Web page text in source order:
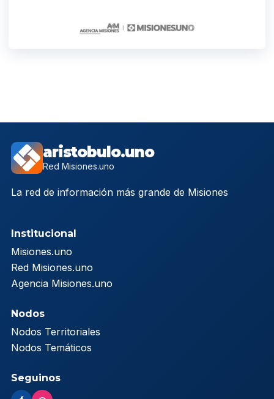
aristobulo.uno
Red Misiones.uno
La red de información más grande de Misiones
Institucional
Misiones.uno
Red Misiones.uno
Agencia Misiones.uno
Nodos
Nodos Territoriales
Nodos Temáticos
Seguinos